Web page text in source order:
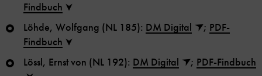
Findbuch
Löhde, Wolfgang (NL 185): DM Digital ; PDF-
Findbuch
Lössl, Ernst von (NL 192): DM Digital ; PDF-Findbuch